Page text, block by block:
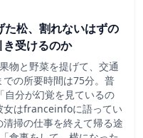
松、割れないはずの
受けるのか
物と野菜を提げて、交通
の所要時間は75分。普
自分が幻覚を見ているの
女はfranceinfoに語ってい
掃の仕事を終えて帰る途